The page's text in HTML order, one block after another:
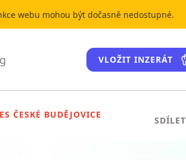
webu mohou být dočasně nedostupné.
VLOŽIT INZERÁT
ČESKÉ BUDĚJOVICE
SDÍLET